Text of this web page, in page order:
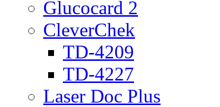
Glucocard 2
CleverChek
TD-4209
TD-4227
Laser Doc Plus